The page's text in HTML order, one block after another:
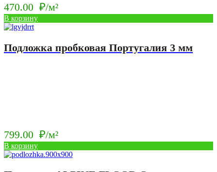
470.00 ₽/м²
В корзину
Подложка пробковая Португалия 3 мм
799.00 ₽/м²
В корзину